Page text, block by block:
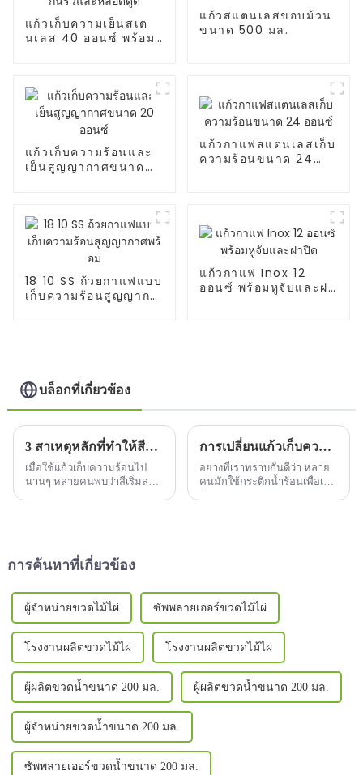
แก้วเก็บความเย็นสเต
นเลส 40 ออนซ์ พร้อม
แก้วสแตนเลสขอบม้วน
ขนาด 500 มล.
แก้วเก็บความร้อนและ
เย็นสูญญากาศขนาด
แก้วกาแฟสแตนเลสเก็บ
ความร้อนขนาด 24
18 10 SS ถ้วยกาแฟแบบ
เก็บความร้อนสูญญากา
แก้วกาแฟ Inox 12
ออนซ์ พร้อมหูจับและฝา
บล็อกที่เกี่ยวข้อง
3 สาเหตุหลักที่ทำให้สีบนแก้วเทอร์โมหลุดลอก
เมื่อใช้แก้วเก็บความร้อนไป
นานๆ หลายคนพบว่าสีเริ่มลอก
การเปลี่ยนแก้วเก็บความร้อนต้องใช้เวลานานเท่าใด?
อย่างที่เราทราบกันดีว่า หลาย
คนมักใช้กระติกน้ำร้อนเพื่อเติม
การค้นหาที่เกี่ยวข้อง
ผู้จำหน่ายขวดไม้ไผ่ ซัพพลายเออร์ขวดไม้ไผ่
โรงงานผลิตขวดไม้ไผ่ โรงงานผลิตขวดไม้ไผ่
ผู้ผลิตขวดน้ำขนาด 200 มล. ผู้ผลิตขวดน้ำขนาด 200 มล.
ผู้จำหน่ายขวดน้ำขนาด 200 มล.
ซัพพลายเออร์ขวดน้ำขนาด 200 มล.